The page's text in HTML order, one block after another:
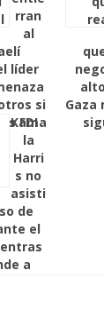
rran
al
líder
si
FDI
Gaza
Kama
la
Harri
s no
asisti
de
el
a